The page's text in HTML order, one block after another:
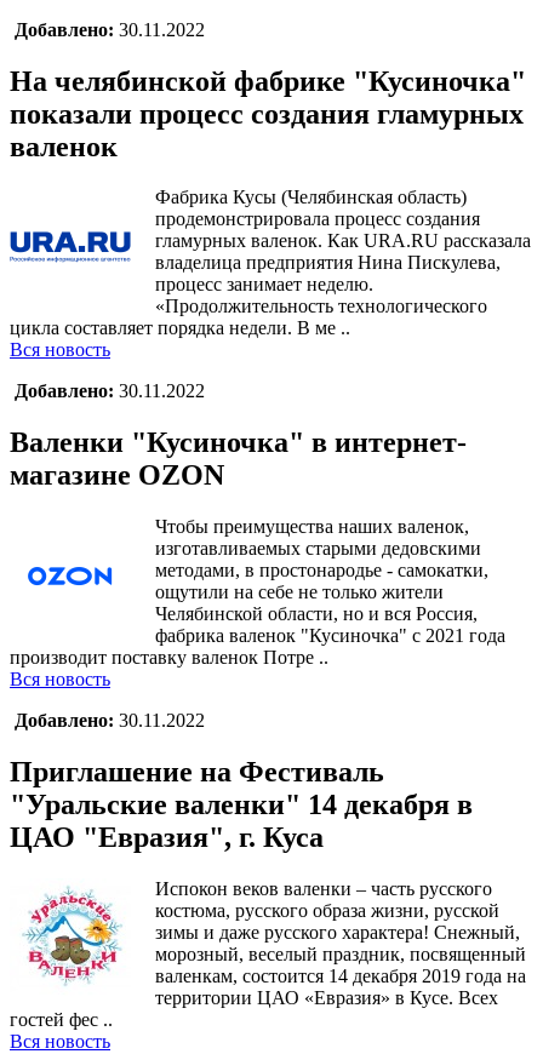
Добавлено: 30.11.2022
На челябинской фабрике "Кусиночка"
показали процесс создания гламурных
валенок
Фабрика Кусы (Челябинская область)
продемонстрировала процесс создания
гламурных валенок. Как URA.RU рассказала
владелица предприятия Нина Пискулева,
процесс занимает неделю.
«Продолжительность технологического
цикла составляет порядка недели. В ме ..
Вся новость
Добавлено: 30.11.2022
Валенки "Кусиночка" в интернет-
магазине OZON
Чтобы преимущества наших валенок,
изготавливаемых старыми дедовскими
методами, в простонародье - самокатки,
ощутили на себе не только жители
Челябинской области, но и вся Россия,
фабрика валенок "Кусиночка" с 2021 года
производит поставку валенок Потре ..
Вся новость
Добавлено: 30.11.2022
Приглашение на Фестиваль
"Уральские валенки" 14 декабря в
ЦАО "Евразия", г. Куса
Испокон веков валенки – часть русского
костюма, русского образа жизни, русской
зимы и даже русского характера! Снежный,
морозный, веселый праздник, посвященный
валенкам, состоится 14 декабря 2019 года на
территории ЦАО «Евразия» в Кусе. Всех
гостей фес ..
Вся новость